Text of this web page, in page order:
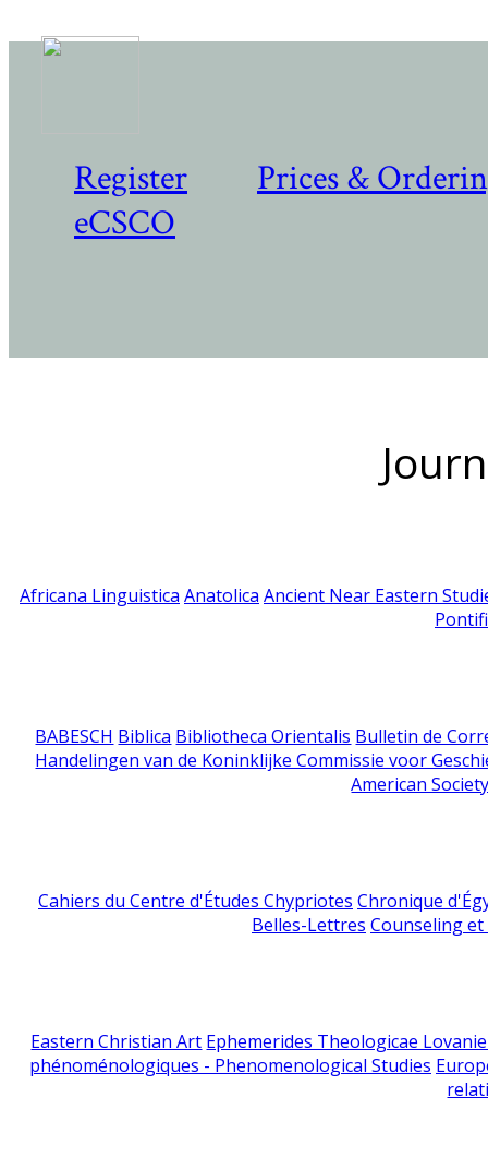
Register
Prices &
eCSCO
Africana Linguistica Anatolica Ancient Near Eastern
BABESCH Biblica Bibliotheca Orientalis Bulletin de
Handelingen van de Koninklijke Commissie voor
American
Cahiers du Centre d'Études Chypriotes Chronique
Belles-Lettres Counseling
Eastern Christian Art Ephemerides Theologicae
phénoménologiques - Phenomenological Studies